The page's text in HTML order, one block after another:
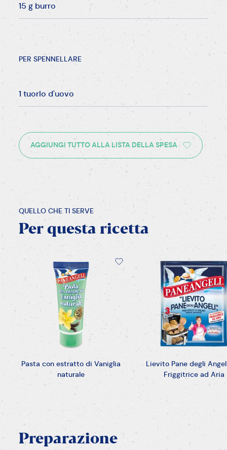
15 g burro
PER SPENNELLARE
1 tuorlo d'uovo
AGGIUNGI TUTTO ALLA LISTA DELLA SPESA
QUELLO CHE TI SERVE
Per questa ricetta
Pasta con estratto di Vaniglia
naturale
Lievito Pane degli
Friggitrice ad Aria
Preparazione